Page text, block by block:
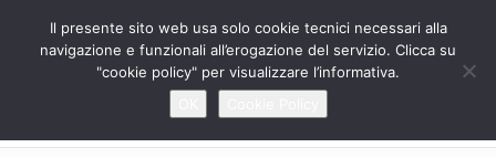
Il presente sito web usa solo cookie tecnici necessari alla
navigazione e funzionali all’erogazione del servizio. Clicca su
"cookie policy" per visualizzare l’informativa.